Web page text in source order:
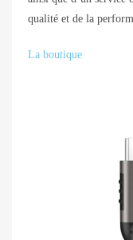
qualité et de la
La boutique